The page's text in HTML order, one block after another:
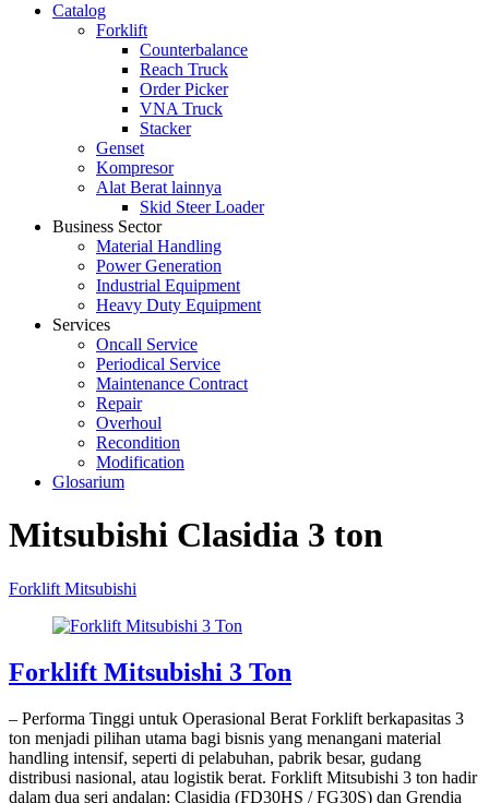
Catalog
Forklift
Counterbalance
Reach Truck
Order Picker
VNA Truck
Stacker
Genset
Kompresor
Alat Berat lainnya
Skid Steer Loader
Business Sector
Material Handling
Power Generation
Industrial Equipment
Heavy Duty Equipment
Services
Oncall Service
Periodical Service
Maintenance Contract
Repair
Overhoul
Recondition
Modification
Glosarium
Mitsubishi Clasidia 3 ton
Forklift Mitsubishi
Forklift Mitsubishi 3 Ton
– Performa Tinggi untuk Operasional Berat Forklift berkapasitas 3
ton menjadi pilihan utama bagi bisnis yang menangani material
handling intensif, seperti di pelabuhan, pabrik besar, gudang
distribusi nasional, atau logistik berat. Forklift Mitsubishi 3 ton hadir
dalam dua seri andalan: Clasidia (FD30HS / FG30S) dan Grendia